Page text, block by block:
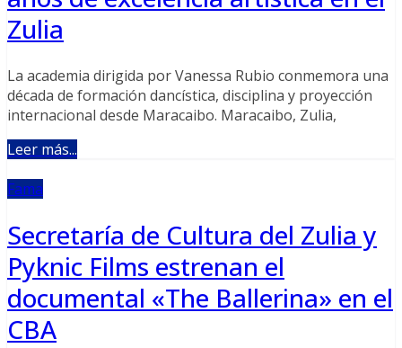
Zulia
La academia dirigida por Vanessa Rubio conmemora una
década de formación dancística, disciplina y proyección
internacional desde Maracaibo. Maracaibo, Zulia,
Leer más...
Fama
Secretaría de Cultura del Zulia y
Pyknic Films estrenan el
documental «The Ballerina» en el
CBA